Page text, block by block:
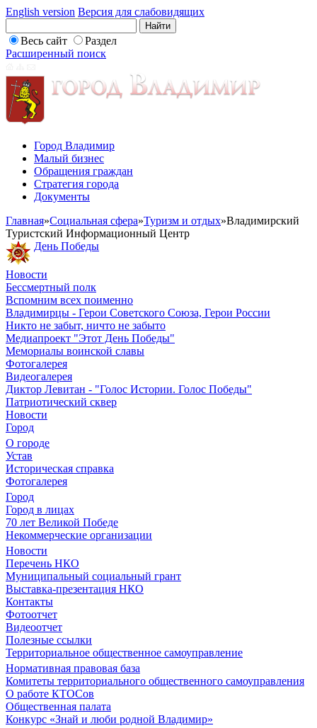
English version Версия для слабовидящих
Весь сайт
Раздел
Расширенный поиск
Город Владимир
Малый бизнес
Обращения граждан
Стратегия города
Документы
Главная»Социальная сфера»Туризм и отдых»Владимирский
Туристский Информационный Центр
День Победы
Новости
Бессмертный полк
Вспомним всех поименно
Владимирцы - Герои Советского Союза, Герои России
Никто не забыт, ничто не забыто
Медиапроект "Этот День Победы"
Мемориалы воинской славы
Фотогалерея
Видеогалерея
Диктор Левитан - "Голос Истории. Голос Победы"
Патриотический сквер
Новости
Город
О городе
Устав
Историческая справка
Фотогалерея
Город
Город в лицах
70 лет Великой Победе
Некоммерческие организации
Новости
Перечень НКО
Муниципальный социальный грант
Выставка-презентация НКО
Контакты
Фотоотчет
Видеоотчет
Полезные ссылки
Территориальное общественное самоуправление
Нормативная правовая база
Комитеты территориального общественного самоуправления
О работе КТОСов
Общественная палата
Конкурс «Знай и люби родной Владимир»